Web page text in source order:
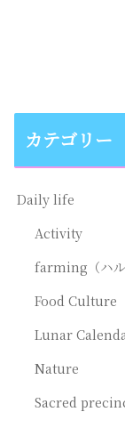
カテゴリー
Daily life
Activity
farming（ハル
Food Culture
Lunar
Nature
Sacred